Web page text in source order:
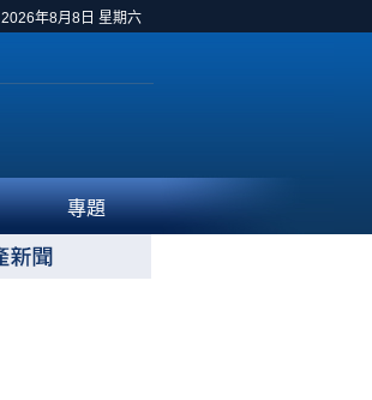
2026年8月8日 星期六
專題